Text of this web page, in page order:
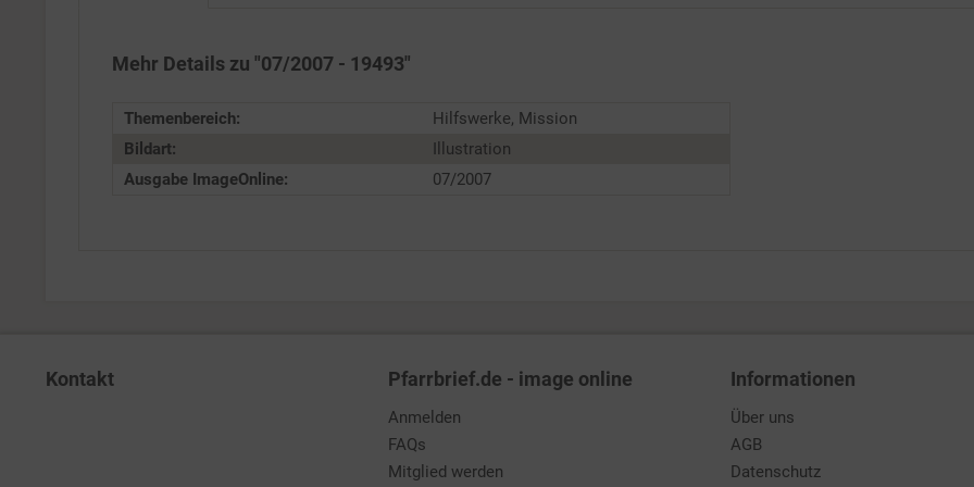
Mehr Details zu "07/2007 - 19493"
Themenbereich:
Hilfswerke, Mission
Bildart:
Illustration
Ausgabe ImageOnline:
07/2007
Kontakt Pfarrbrief.de - image online
Anmelden
FAQs
Mitglied werden
Informationen
Über uns
AGB
Datenschutz
Service